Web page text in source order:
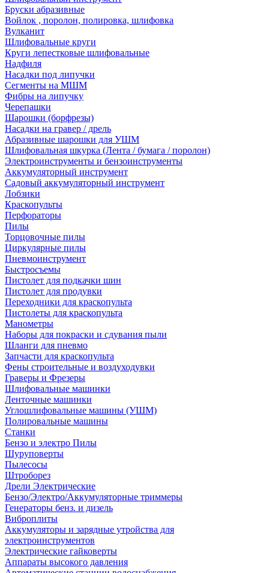
Бруски абразивные
Войлок , поролон, полировка, шлифовка
Вулканит
Шлифовальные круги
Круги лепестковые шлифовальные
Надфиля
Насадки под липучки
Сегменты на МШМ
Фибры на липучку
Черепашки
Шарошки (борфрезы)
Насадки на гравер / дрель
Абразивные шарошки для УШМ
Шлифовальная шкурка (Лента / бумага / поролон)
Электроинструменты и бензоинструменты
Аккумуляторный инструмент
Садовый аккумуляторный инструмент
Лобзики
Краскопульты
Перфораторы
Пилы
Торцовочные пилы
Циркулярные пилы
Пневмоинструмент
Быстросъемы
Пистолет для подкачки шин
Пистолет для продувки
Переходники для краскопульта
Пистолеты для краскопульта
Манометры
Наборы для покраски и сдувания пыли
Шланги для пневмо
Запчасти для краскопульта
Фены строительные и воздуходувки
Граверы и Фрезеры
Шлифовальные машинки
Ленточные машинки
Углошлифовальные машины (УШМ)
Полировальные машины
Станки
Бензо и электро Пилы
Шуруповерты
Пылесосы
Штроборез
Дрели Электрические
Бензо/Электро/Аккумуляторные триммеры
Генераторы бенз. и дизель
Виброплиты
Аккумуляторы и зарядные утройства для
электроинструментов
Электрические гайковерты
Аппараты высокого давления